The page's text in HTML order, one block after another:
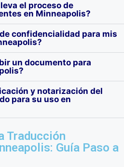
el proceso de
en Minneapolis?
confidencialidad para mis
un documento para
y notarización del
para su uso en
Traducción
Guía Paso a